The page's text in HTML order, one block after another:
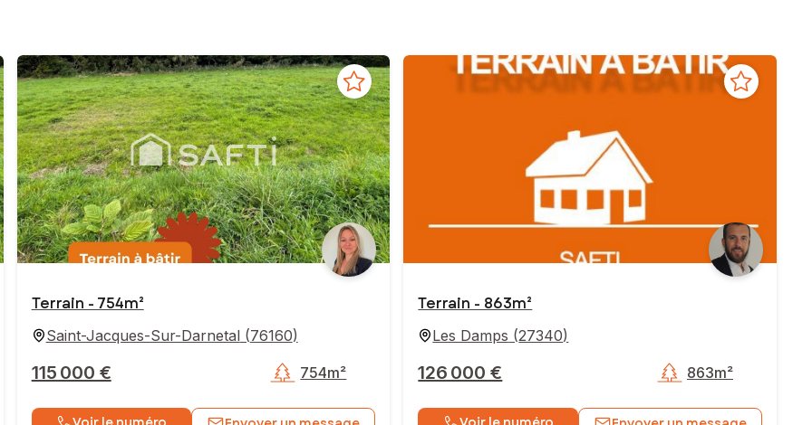
Terrain - 754m²
Saint-Jacques-Sur-Darnetal(76160)
115 000 € 754m²
Terrain - 863m²
Les Damps (27340)
126 000 € 863m²